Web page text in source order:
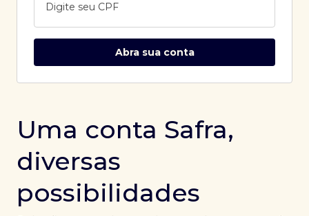
Digite seu CPF
Abra sua conta
Uma conta Safra,
diversas
possibilidades